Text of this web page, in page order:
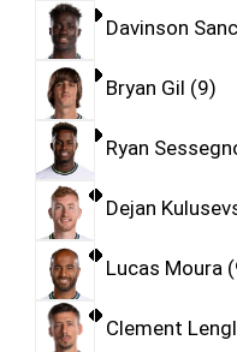
Davinson
Bryan Gil 9
Ryan
Dejan
Lucas Moura
Clement